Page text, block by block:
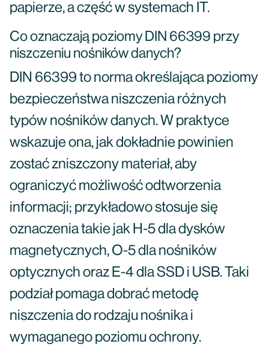
papierze, a część w systemach IT.
Co oznaczają poziomy DIN 66399 przy
niszczeniu nośników danych?
DIN 66399 to norma określająca poziomy
bezpieczeństwa niszczenia różnych
typów nośników danych. W praktyce
wskazuje ona, jak dokładnie powinien
zostać zniszczony materiał, aby
ograniczyć możliwość odtworzenia
informacji; przykładowo stosuje się
oznaczenia takie jak H-5 dla dysków
magnetycznych, O-5 dla nośników
optycznych oraz E-4 dla SSD i USB. Taki
podział pomaga dobrać metodę
niszczenia do rodzaju nośnika i
wymaganego poziomu ochrony.